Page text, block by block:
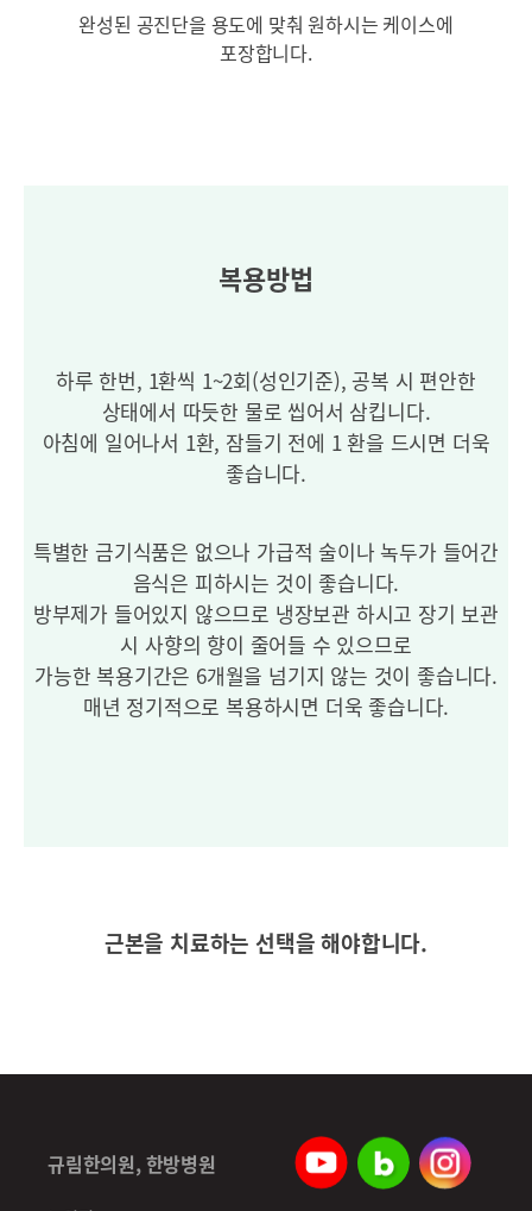
완성된 공진단을 용도에 맞춰원하시는 케이스에
포장합니다.
복용방법
하루 한번, 1환씩 1~2회(성인기준), 공복 시 편안한
상태에서 따듯한 물로 씹어서 삼킵니다.
아침에 일어나서 1환, 잠들기 전에 1 환을 드시면 더욱
좋습니다.
특별한 금기식품은 없으나 가급적 술이나 녹두가 들어간
음식은 피하시는 것이 좋습니다.
방부제가 들어있지 않으므로 냉장보관 하시고 장기 보관
시 사향의 향이 줄어들 수 있으므로
가능한 복용기간은 6개월을 넘기지 않는 것이 좋습니다.
매년 정기적으로 복용하시면 더욱 좋습니다.
근본을 치료하는 선택을 해야합니다.
규림한의원, 한방병원